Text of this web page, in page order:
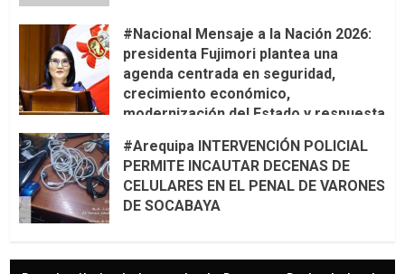
#Nacional Mensaje a la Nación 2026:
presidenta Fujimori plantea una
agenda centrada en seguridad,
crecimiento económico,
modernización del Estado y respuesta
#Arequipa INTERVENCIÓN POLICIAL
PERMITE INCAUTAR DECENAS DE
CELULARES EN EL PENAL DE VARONES
DE SOCABAYA